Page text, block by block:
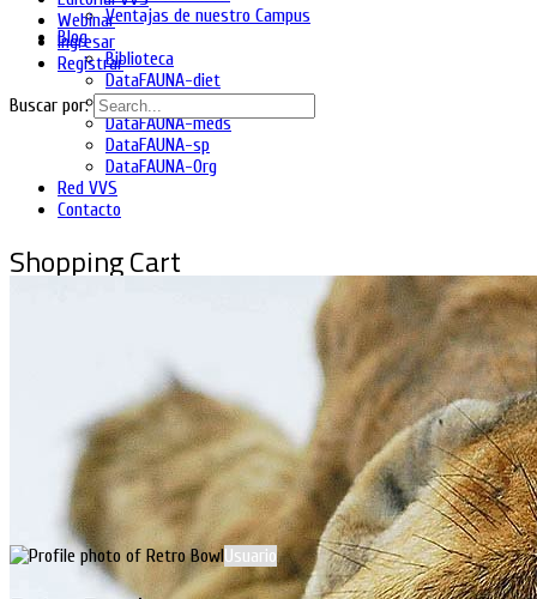
Ventajas de nuestro Campus
Blog
Biblioteca
DataFAUNA-diet
DataFAUNA-inia
DataFAUNA-meds
DataFAUNA-sp
DataFAUNA-Org
Red VVS
Contacto
Shopping Cart
Webinar
Ingresar
Registrar
Buscar por:
Usuario